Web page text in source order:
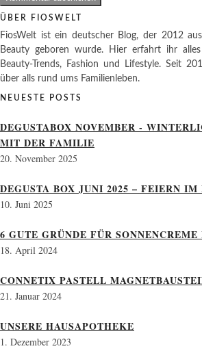
ÜBER FIOSWELT
FiosWelt ist ein deutscher Blog, der 2012
Beauty geboren wurde. Hier erfahrt ihr
Beauty-Trends, Fashion und Lifestyle. Seit
über alls rund ums Familienleben.
NEUESTE POSTS
DEGUSTABOX NOVEMBER -
MIT DER FAMILIE
20. November 2025
DEGUSTA BOX JUNI 2025 – FEIERN IM
10. Juni 2025
6 GUTE GRÜNDE FÜR
18. April 2024
CONNETIX PASTELL
21. Januar 2024
UNSERE HAUSAPOTHEKE
1. Dezember 2023